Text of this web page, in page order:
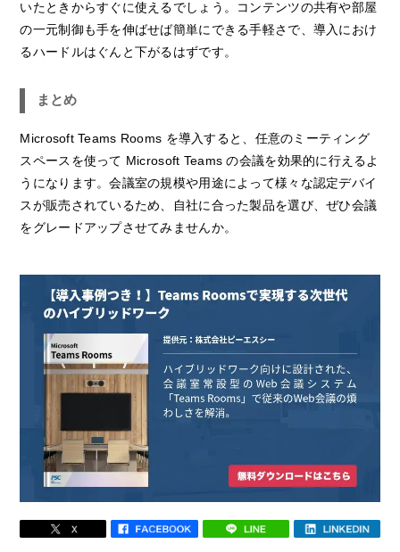
いたときからすぐに使えるでしょう。コンテンツの共有や部屋
の一元制御も手を伸ばせば簡単にできる手軽さで、導入におけ
るハードルはぐんと下がるはずです。
まとめ
Microsoft Teams Rooms を導入すると、任意のミーティング
スペースを使って Microsoft Teams の会議を効果的に行えるよ
うになります。会議室の規模や用途によって様々な認定デバイ
スが販売されているため、自社に合った製品を選び、ぜひ会議
をグレードアップさせてみませんか。